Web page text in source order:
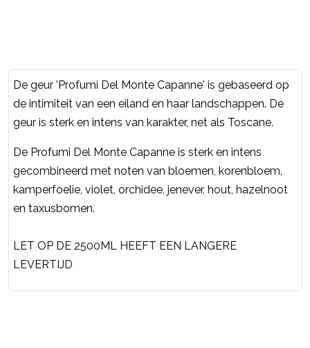
De geur 'Profumi Del Monte Capanne' is gebaseerd op
de intimiteit van een eiland en haar landschappen. De
geur is sterk en intens van karakter, net als Toscane.
De Profumi Del Monte Capanne is sterk en intens
gecombineerd met noten van bloemen, korenbloem,
kamperfoelie, violet, orchidee, jenever, hout, hazelnoot
en taxusbomen.
LET OP DE 2500ML HEEFT EEN LANGERE
LEVERTIJD